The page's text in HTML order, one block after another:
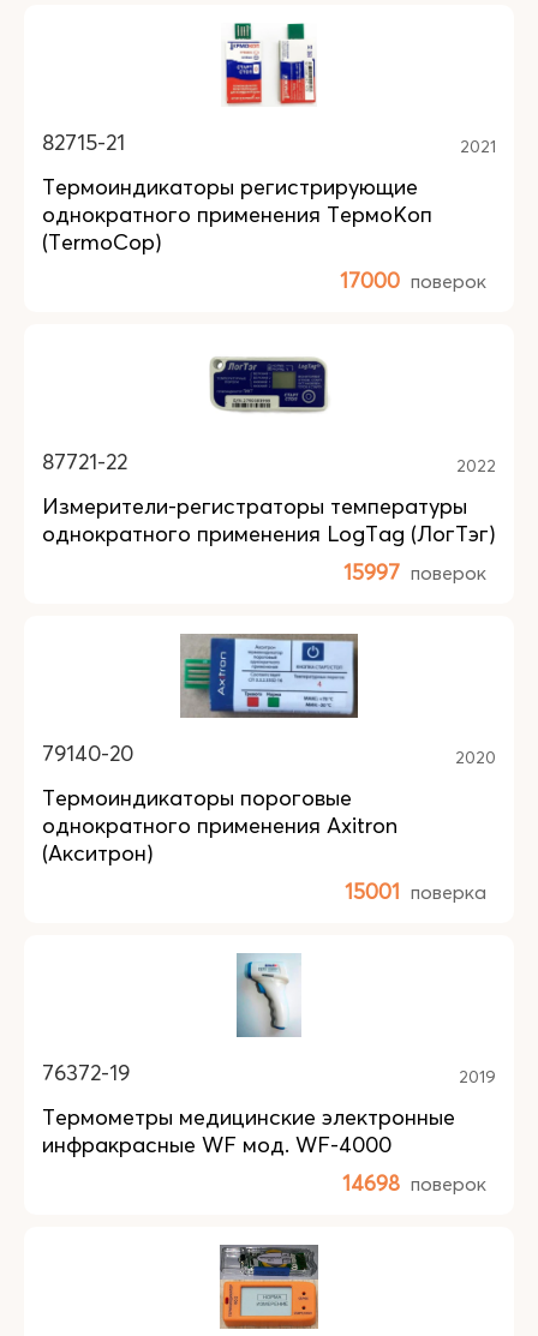
82715-21 2021
Термоиндикаторы регистрирующие
однократного применения ТермоКоп
(TermoCop)
17000 поверок
87721-22 2022
Измерители-регистраторы температуры
однократного применения LogTag (ЛогТэг)
15997 поверок
79140-20 2020
Термоиндикаторы пороговые
однократного применения Axitron
(Акситрон)
15001 поверка
76372-19 2019
Термометры медицинские электронные
инфракрасные WF мод. WF-4000
14698 поверок